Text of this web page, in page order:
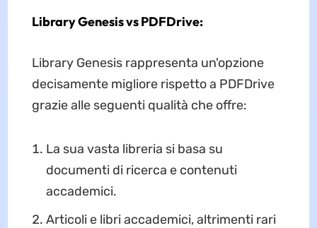
Library Genesis vs PDFDrive:
Library Genesis rappresenta un'opzione
decisamente migliore rispetto a PDFDrive
grazie alle seguenti qualità che offre:
La sua vasta libreria si basa su
documenti di ricerca e contenuti
accademici.
Articoli e libri accademici, altrimenti rari